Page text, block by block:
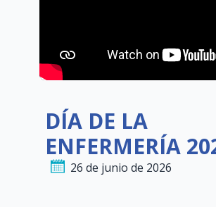
DÍA DE LA
ENFERMERÍA
26 de junio de 2026